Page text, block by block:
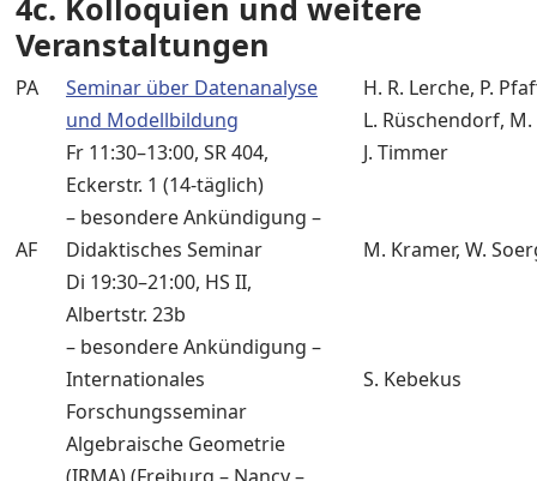
4c. Kolloquien und weitere
Veranstaltungen
PA
Seminar über Datenanalyse
und Modellbildung
H. R. Lerche, P.
L. Rüschendorf,
J. Timmer
Fr 11:30–13:00, SR 404,
Eckerstr. 1 (14-täglich)
– besondere Ankündigung –
AF
Didaktisches Seminar
M. Kramer, W.
Di 19:30–21:00, HS II,
Albertstr. 23b
– besondere Ankündigung –
Internationales
Forschungsseminar
Algebraische Geometrie
S. Kebekus